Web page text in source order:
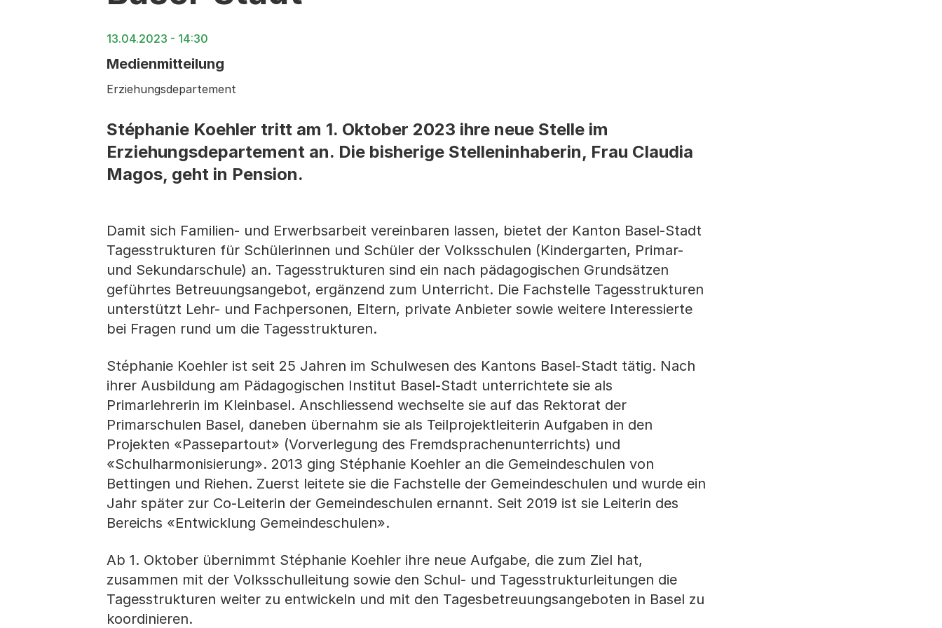
13.04.2023 - 14:30
Medienmitteilung
Erziehungsdepartement
Stéphanie Koehler tritt am 1. Oktober 2023 ihre neue Stelle im
Erziehungsdepartement an. Die bisherige Stelleninhaberin, Frau Claudia
Magos, geht in Pension.
Damit sich Familien- und Erwerbsarbeit vereinbaren lassen, bietet der Kanton Basel-Stadt
Tagesstrukturen für Schülerinnen und Schüler der Volksschulen (Kindergarten, Primar-
und Sekundarschule) an. Tagesstrukturen sind ein nach pädagogischen Grundsätzen
geführtes Betreuungsangebot, ergänzend zum Unterricht. Die Fachstelle Tagesstrukturen
unterstützt Lehr- und Fachpersonen, Eltern, private Anbieter sowie weitere Interessierte
bei Fragen rund um die Tagesstrukturen.
Stéphanie Koehler ist seit 25 Jahren im Schulwesen des Kantons Basel-Stadt tätig. Nach
ihrer Ausbildung am Pädagogischen Institut Basel-Stadt unterrichtete sie als
Primarlehrerin im Kleinbasel. Anschliessend wechselte sie auf das Rektorat der
Primarschulen Basel, daneben übernahm sie als Teilprojektleiterin Aufgaben in den
Projekten «Passepartout» (Vorverlegung des Fremdsprachenunterrichts) und
«Schulharmonisierung». 2013 ging Stéphanie Koehler an die Gemeindeschulen von
Bettingen und Riehen. Zuerst leitete sie die Fachstelle der Gemeindeschulen und wurde ein
Jahr später zur Co-Leiterin der Gemeindeschulen ernannt. Seit 2019 ist sie Leiterin des
Bereichs «Entwicklung Gemeindeschulen».
Ab 1. Oktober übernimmt Stéphanie Koehler ihre neue Aufgabe, die zum Ziel hat,
zusammen mit der Volksschulleitung sowie den Schul- und Tagesstrukturleitungen die
Tagesstrukturen weiter zu entwickeln und mit den Tagesbetreuungsangeboten in Basel zu
koordinieren.